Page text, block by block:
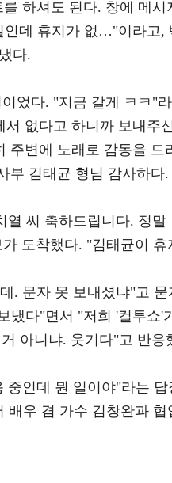
하셔도 된다. 창에 메
인데 휴지가 없…"이라고
다.
었다. "지금 갈게 ㅋㅋ"
서 없다고 하니까 보내주
주변에 노래로 감동을
부 김태균 형님 감사하
열 씨 축하드립니다. 정
도착했다. "김태균이
. 문자 못 보내셨냐"고
냈다"면서 "저희 '컬투쇼'
아니냐. 웃기다"고 반응
중인데 뭔 일이야"라는
배우 겸 가수 김창완과